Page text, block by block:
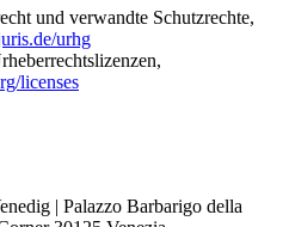
und verwandte Schutzrechte,
urhg
licenses
| Palazzo Barbarigo della